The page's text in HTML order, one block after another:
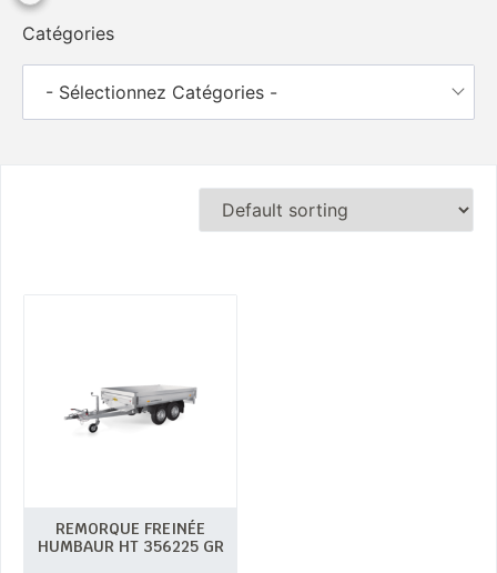
Catégories
- Sélectionnez Catégories -
REMORQUE FREINÉE
HUMBAUR HT 356225 GR